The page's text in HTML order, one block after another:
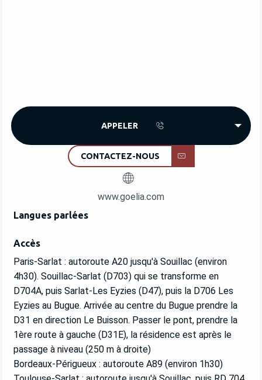
APPELER
CONTACTEZ-NOUS
www.goelia.com
Langues parlées
Langues parlées
Accès
Accès
Paris-Sarlat : autoroute A20 jusqu'à Souillac (environ
4h30). Souillac-Sarlat (D703) qui se transforme en
D704A, puis Sarlat-Les Eyzies (D47), puis la D706 Les
Eyzies au Bugue. Arrivée au centre du Bugue prendre la
D31 en direction Le Buisson. Passer le pont, prendre la
1ère route à gauche (D31E), la résidence est après le
passage à niveau (250 m à droite)
Bordeaux-Périgueux : autoroute A89 (environ 1h30)